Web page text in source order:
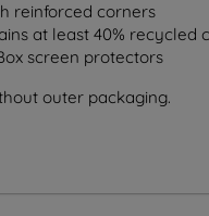
reinforced corners
at least 40% recycled
screen protectors
outer packaging.